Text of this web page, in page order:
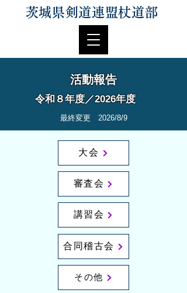
茨城県剣道連盟杖道部
活動報告​
​令和８年度／2026年度
​最終変更 2026/8/9
大会
審査会
講習会
合同稽古会
その他